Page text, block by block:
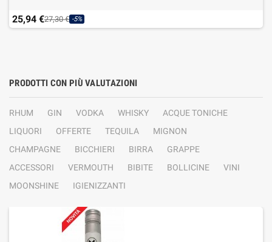
25,94 €27,30 € -5%
PRODOTTI CON PIÙ VALUTAZIONI
RHUM GIN VODKA WHISKY
ACQUE TONICHE
LIQUORI
OFFERTE TEQUILA
MIGNON
CHAMPAGNE
BICCHIERI BIRRA
GRAPPE
ACCESSORI
VERMOUTH BIBITE BOLLICINE
VINI
MOONSHINE
IGIENIZZANTI